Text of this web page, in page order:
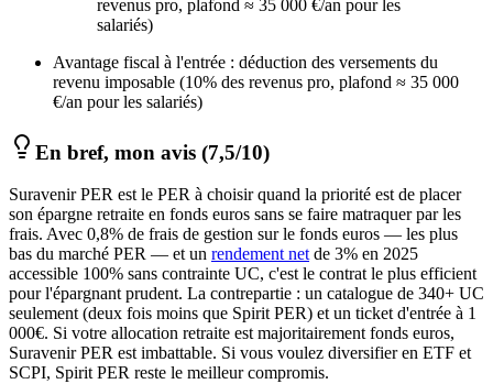
revenus pro, plafond ≈ 35 000 €/an pour les
salariés)
Avantage fiscal à l'entrée : déduction des versements du
revenu imposable (10% des revenus pro, plafond ≈ 35 000
€/an pour les salariés)
En bref, mon avis (7,5/10)
Suravenir PER est le PER à choisir quand la priorité est de placer
son épargne retraite en fonds euros sans se faire matraquer par les
frais. Avec 0,8% de frais de gestion sur le fonds euros — les plus
bas du marché PER — et un rendement net de 3% en 2025
accessible 100% sans contrainte UC, c'est le contrat le plus efficient
pour l'épargnant prudent. La contrepartie : un catalogue de 340+ UC
seulement (deux fois moins que Spirit PER) et un ticket d'entrée à 1
000€. Si votre allocation retraite est majoritairement fonds euros,
Suravenir PER est imbattable. Si vous voulez diversifier en ETF et
SCPI, Spirit PER reste le meilleur compromis.